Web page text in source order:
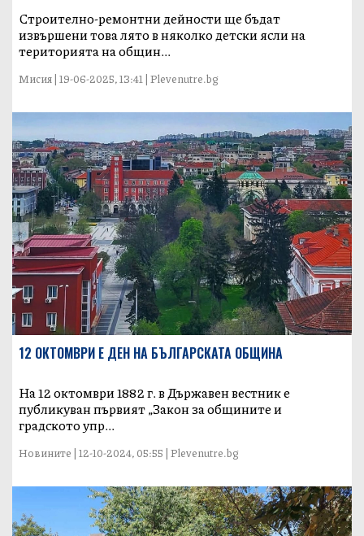
Строително-ремонтни дейности ще бъдат
извършени това лято в няколко детски ясли на
територията на общин...
Мисия | 19-06-2025, 13:41 | Plevenutre.bg
12 ОКТОМВРИ Е ДЕН НА БЪЛГАРСКАТА ОБЩИНА
На 12 октомври 1882 г. в Държавен вестник е
публикуван първият „Закон за общините и
градското упр...
Новините | 12-10-2024, 05:55 | Plevenutre.bg